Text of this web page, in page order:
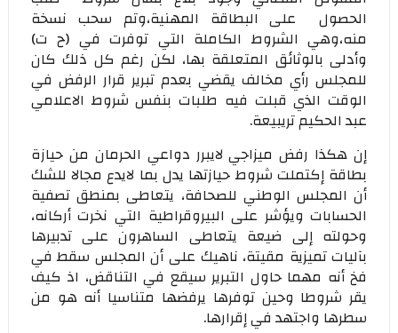
الحصول على البطاقة المهنية،وتم سحب نسخة
منه،وهي الشروط الكاملة التي توفرت في (ح ت)
وأدلى بالوثائق المتعلقة بها، لكن رغم كل ذلك كان
للمجلس رأي مخالف يقضي بعدم تبرير قرار الرفض في
الوقت الذي قبلت فيه طلبات بنفس شروط الاعلامي
عبد الحكيم تريبيعة.
إن هكذا رفض ميزاجي لايبرر دواعي الحرمان من حيازة
بطاقة إكتملت شروط حيازتها يدل بما لايدع مجالا للشك
أن المجلس الوطني للصحافة، يتعاطى بمنطق تصفية
الحسابات ويؤشر على البيروقراطية التي نخرت أركانه،
وحولته إلى ضيعة يتعاطى الساهرون على تدبيرها
بآليات تميزية مقيتة، ناهيك على أن المجلس سقط في
فخ أنه مهما حاول التبرير سيقع في التناقض، اذ كيف
يقر شروطا وحين توفرها يرفضها متناسيا أنه هو من
سطرها واجتهد في إقرارها.